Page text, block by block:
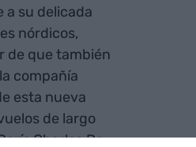
a su delicada
nórdicos,
de que también
compañía
esta nueva
de largo
Charles De